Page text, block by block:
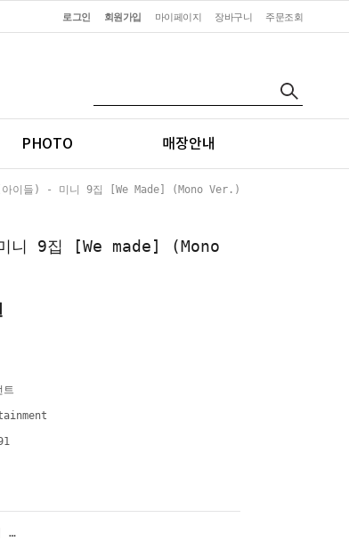
로그인 회원가입 마이페이지 장바구니 주문조회
PHOTO 매장안내
이들) - 미니 9집 [We Made] (Mono Ver.)
9집 [We made] (Mono
트
i-dle (아이들) - 미니 9집 [We made] (Mono Ver.)